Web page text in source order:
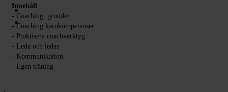
Innehåll
- Coaching, grunder
- Coaching kärnkompetenser
- Praktisera coachverktyg
- Leda och ledas
- Kommunikation
- Egen träning